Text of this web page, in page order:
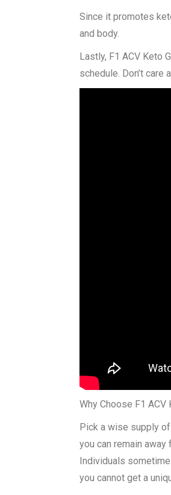
Since it promotes
and body.
Lastly, F1 ACV Keto
schedule. Don’t
Why Choose F1 ACV
Pick a wise supply
you can remain
Individuals
you cannot get a